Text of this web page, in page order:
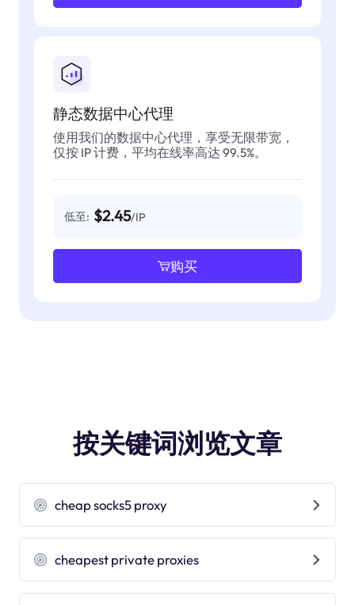
静态数据中心代理
使用我们的数据中心代理，享受无限带宽，
仅按 IP 计费，平均在线率高达 99.5%。
低至: $2.45/IP
购买
按关键词浏览文章
cheap socks5 proxy
cheapest private proxies